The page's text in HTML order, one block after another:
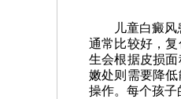
儿童白癜
通常比较好，
生会根据皮损
嫩处则需要降
操作。每个孩子